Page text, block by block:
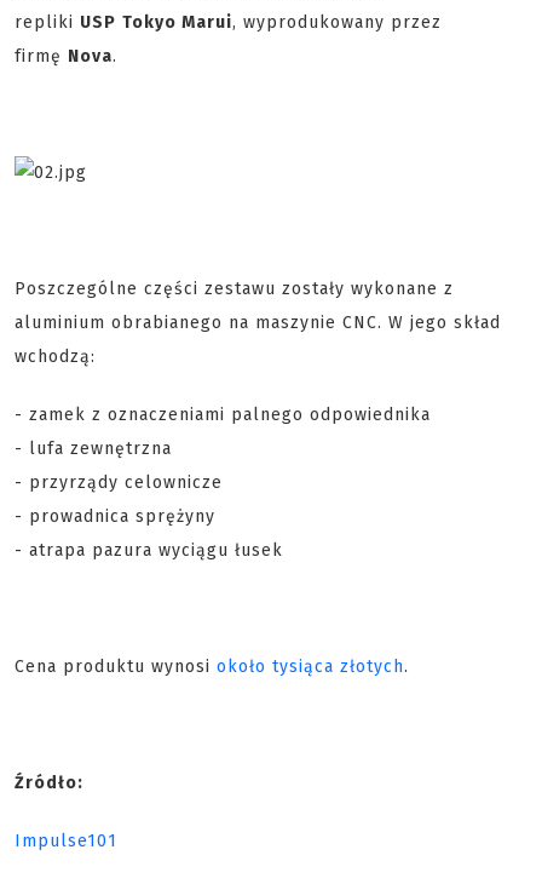
repliki USP Tokyo Marui, wyprodukowany przez
firmę Nova.
Poszczególne części zestawu zostały wykonane z
aluminium obrabianego na maszynie CNC. W jego skład
wchodzą:
- zamek z oznaczeniami palnego odpowiednika
- lufa zewnętrzna
- przyrządy celownicze
- prowadnica sprężyny
- atrapa pazura wyciągu łusek
Cena produktu wynosi około tysiąca złotych.
Źródło:
Impulse101